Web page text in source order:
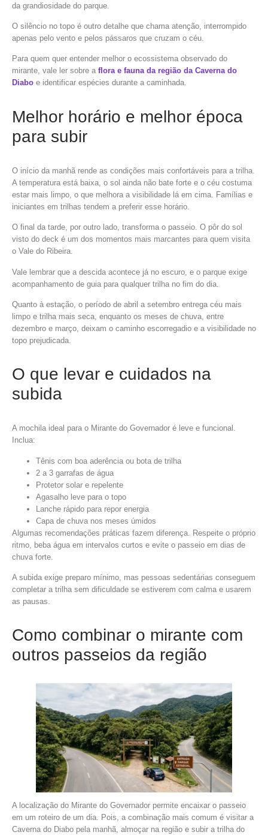
da grandiosidade do parque.
O silêncio no topo é outro detalhe que chama atenção, interrompido
apenas pelo vento e pelos pássaros que cruzam o céu.
Para quem quer entender melhor o ecossistema observado do
mirante, vale ler sobre a flora e fauna da região da Caverna do
Diabo e identificar espécies durante a caminhada.
Melhor horário e melhor época
para subir
O início da manhã rende as condições mais confortáveis para a trilha.
A temperatura está baixa, o sol ainda não bate forte e o céu costuma
estar mais limpo, o que melhora a visibilidade lá em cima. Famílias e
iniciantes em trilhas tendem a preferir esse horário.
O final da tarde, por outro lado, transforma o passeio. O pôr do sol
visto do deck é um dos momentos mais marcantes para quem visita
o Vale do Ribeira.
Vale lembrar que a descida acontece já no escuro, e o parque exige
acompanhamento de guia para qualquer trilha no fim do dia.
Quanto à estação, o período de abril a setembro entrega céu mais
limpo e trilha mais seca, enquanto os meses de chuva, entre
dezembro e março, deixam o caminho escorregadio e a visibilidade no
topo prejudicada.
O que levar e cuidados na
subida
A mochila ideal para o Mirante do Governador é leve e funcional.
Inclua:
Tênis com boa aderência ou bota de trilha
2 a 3 garrafas de água
Protetor solar e repelente
Agasalho leve para o topo
Lanche rápido para repor energia
Capa de chuva nos meses úmidos
Algumas recomendações práticas fazem diferença. Respeite o próprio
ritmo, beba água em intervalos curtos e evite o passeio em dias de
chuva forte.
A subida exige preparo mínimo, mas pessoas sedentárias conseguem
completar a trilha sem dificuldade se estiverem com calma e usarem
as pausas.
Como combinar o mirante com
outros passeios da região
A localização do Mirante do Governador permite encaixar o passeio
em um roteiro de um dia. Pois, a combinação mais comum é visitar a
Caverna do Diabo pela manhã, almoçar na região e subir a trilha do